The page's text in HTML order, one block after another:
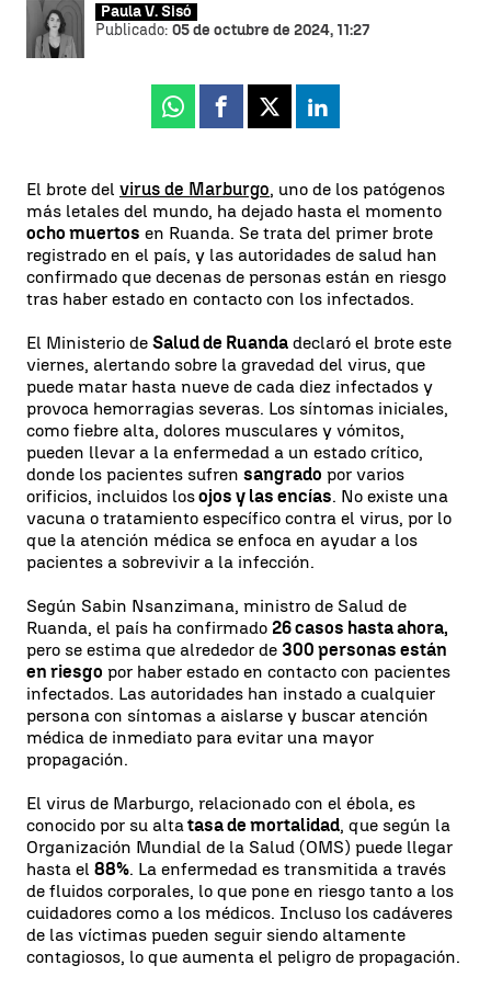
Paula V. Sisó
Publicado: 05 de octubre de 2024, 11:27
Whatsapp
Facebook
X Linkedin
El brote del virus de Marburgo, uno de los patógenos
más letales del mundo, ha dejado hasta el momento
ocho muertos en Ruanda. Se trata del primer brote
registrado en el país, y las autoridades de salud han
confirmado que decenas de personas están en riesgo
tras haber estado en contacto con los infectados.
El Ministerio de Salud de Ruanda declaró el brote este
viernes, alertando sobre la gravedad del virus, que
puede matar hasta nueve de cada diez infectados y
provoca hemorragias severas. Los síntomas iniciales,
como fiebre alta, dolores musculares y vómitos,
pueden llevar a la enfermedad a un estado crítico,
donde los pacientes sufren sangrado por varios
orificios, incluidos losojos y las encías. No existe una
vacuna o tratamiento específico contra el virus, por lo
que la atención médica se enfoca en ayudar a los
pacientes a sobrevivir a la infección.
Según Sabin Nsanzimana, ministro de Salud de
Ruanda, el país ha confirmado 26 casos hasta ahora,
pero se estima que alrededor de 300 personas están
en riesgo por haber estado en contacto con pacientes
infectados. Las autoridades han instado a cualquier
persona con síntomas a aislarse y buscar atención
médica de inmediato para evitar una mayor
propagación.
El virus de Marburgo, relacionado con el ébola, es
conocido por su alta tasa de mortalidad, que según la
Organización Mundial de la Salud (OMS) puede llegar
hasta el 88%. La enfermedad es transmitida a través
de fluidos corporales, lo que pone en riesgo tanto a los
cuidadores como a los médicos. Incluso los cadáveres
de las víctimas pueden seguir siendo altamente
contagiosos, lo que aumenta el peligro de propagación.